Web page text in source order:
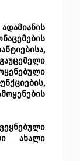
ახალი